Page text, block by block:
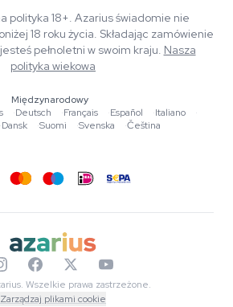
polityka 18+. Azarius świadomie nie
18 roku życia. Składając zamówienie
pełnoletni w swoim kraju. Nasza
polityka wiekowa
Międzynarodowy
·Deutsch ·Français ·Español ·Italiano
·
·Dansk ·Suomi ·Svenska ·Čeština
Wszelkie prawa zastrzeżone.
Zarządzaj plikami cookie